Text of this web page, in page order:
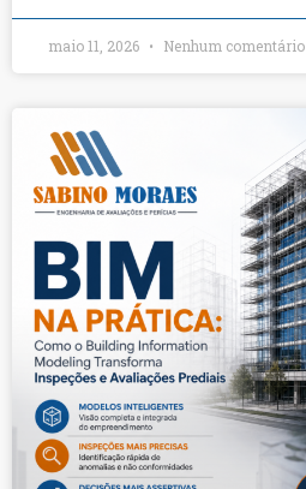
maio 11, 2026 Nenhum comentário